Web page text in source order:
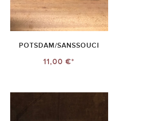
POTSDAM/SANSSOUCI
11,00 €*